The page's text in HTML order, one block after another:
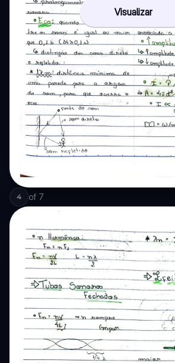
Visualizar
4 of 7